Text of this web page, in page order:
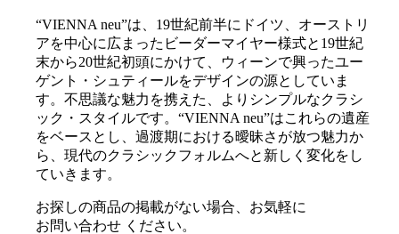
“VIENNA neu”は、19世紀前半にドイツ、オーストリ
アを中心に広まったビーダーマイヤー様式と19世紀
末から20世紀初頭にかけて、ウィーンで興ったユー
ゲント・シュティールをデザインの源としていま
す。不思議な魅力を携えた、よりシンプルなクラシ
ック・スタイルです。“VIENNA neu”はこれらの遺産
をベースとし、過渡期における曖昧さが放つ魅力か
ら、現代のクラシックフォルムへと新しく変化をし
ていきます。
お探しの商品の掲載がない場合、お気軽に
お問い合わせ ください。